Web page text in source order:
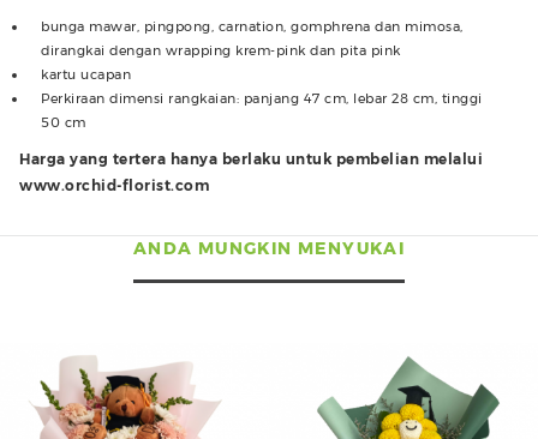
bunga mawar, pingpong, carnation, gomphrena dan mimosa,
dirangkai dengan wrapping krem-pink dan pita pink
kartu ucapan
Perkiraan dimensi rangkaian: panjang 47 cm, lebar 28 cm, tinggi
50 cm
Harga yang tertera hanya berlaku untuk pembelian melalui
www.orchid-florist.com
ANDA MUNGKIN MENYUKAI